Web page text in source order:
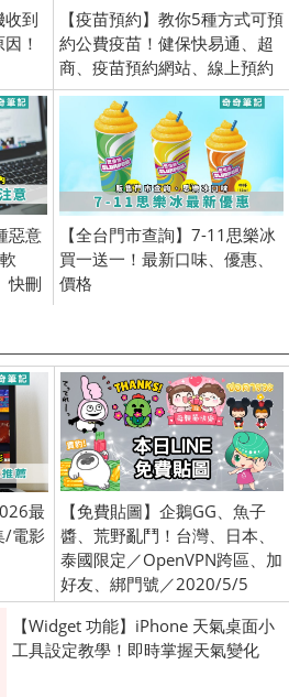
收到
！
【疫苗預約】教你5種方式可預
約公費疫苗！健保快易通、超
商、疫苗預約網站、線上預約
惡意
快刪
【全台門市查詢】7-11思樂冰
買一送一！最新口味、優惠、
價格
最
/電影
【免費貼圖】企鵝GG、魚子
醬、荒野亂鬥！台灣、日本、
泰國限定／OpenVPN跨區、加
好友、綁門號／2020/5/5
【Widget 功能】iPhone 天氣桌面小
工具設定教學！即時掌握天氣變化